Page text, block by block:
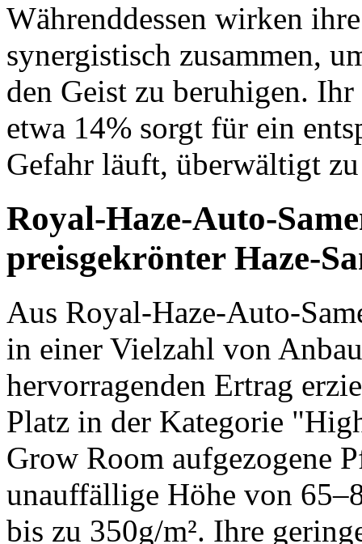
Währenddessen wirken
synergistisch zusammen,
den Geist zu beruhigen.
etwa 14% sorgt für ein
Gefahr läuft, überwältigt
Royal-Haze-Auto-
preisgekrönter Haze-
Aus Royal-Haze-Auto-
in einer Vielzahl von
hervorragenden Ertrag
Platz in der Kategorie
Grow Room aufgezogene
unauffällige Höhe von
bis zu 350g/m². Ihre